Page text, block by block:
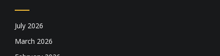
July 2026
March 2026